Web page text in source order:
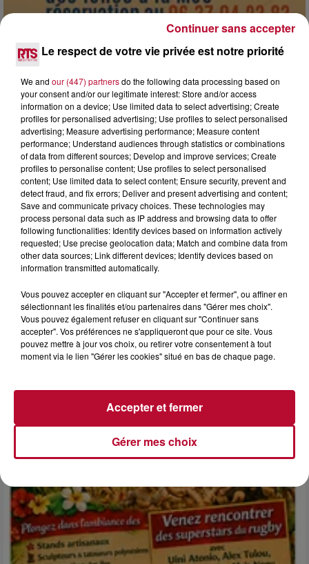
7 août 2026
DINER CONCERT À LA MJC DE MARSEILLAN
6 août 2026
NÎMES : « LE RÊVE DU GLADIATEUR » INVESTIT
LES ARÈNES CES 3...
Après un franc succès l'été dernier, le spectacle « Le Rêve
Le respect de votre vie privée est notre priorité
We and our (447) partnersdo the following data processing based on
your consent and/or our legitimate interest: Store and/or access
information on a device; Use limited data to select advertising; Create
profiles for personalised advertising; Use profiles to select personalised
advertising; Measure advertising performance; Measure content
performance; Understand audiences through statistics or combinations
of data from different sources; Develop and improve services; Create
profiles to personalise content; Use profiles to select personalised
content; Use limited data to select content; Ensure security, prevent and
detect fraud, and fix errors; Deliver and present advertising and content;
Save and communicate privacy choices. These technologies may
process personal data such as IP address and browsing data to offer
following functionalities: Identify devices based on information actively
requested; Use precise geolocation data; Match and combine data from
other data sources; Link different devices; Identify devices based on
information transmitted automatically.
Vous pouvez accepter en cliquant sur "Accepter et fermer", ou affiner en
sélectionnant les finalités et/ou partenaires dans "Gérer mes choix".
Vous pouvez également refuser en cliquant sur "Continuer sans
accepter". Vos préférences ne s'appliqueront que pour ce site. Vous
pouvez mettre à jour vos choix, ou retirer votre consentement à tout
moment via le lien "Gérer les cookies" situé en bas de chaque page.
Gérer mes choix
Accepter et fermer
Continuer sans accepter